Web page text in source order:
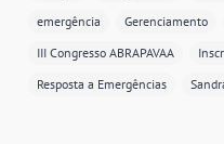
emergência
Gerenciamento
III Congresso ABRAPAVAA
Resposta a Emergências